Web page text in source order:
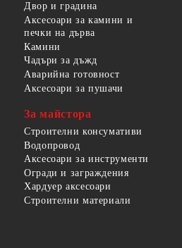
Двор и градина
Аксесоари за камини и
печки на дърва
Камини
Чадъри за дъжд
Аварийна готовност
Аксесоари за пушачи
За майстора
Строителни консумативи
Водопровод
Аксесоари за инструменти
Огради и заграждения
Хардуер аксесоари
Строителни материали